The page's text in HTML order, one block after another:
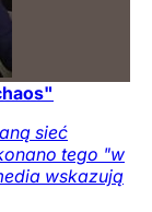
sieć
tego "w
wskazują